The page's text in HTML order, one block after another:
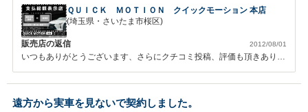
ＱＵＩＣＫ ＭＯＴＩＯＮ クイックモーション 本店
(埼玉県・さいたま市桜区)
販売店の返信 2012/08/01
いつもありがとうございます、さらにクチコミ投稿、評価も頂きありが
とうございます。また何かありましたらお気軽にご相談ください、今後
も宜しくお願い致します。
遠方から実車を見ないで契約しました。